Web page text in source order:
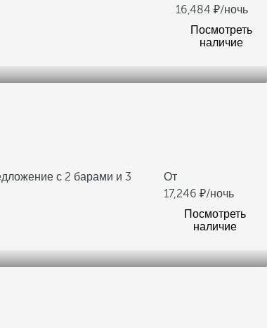
16,484
/ночь
Посмотреть
наличие
с 2 барами и 3
От
17,246
/ночь
Посмотреть
наличие